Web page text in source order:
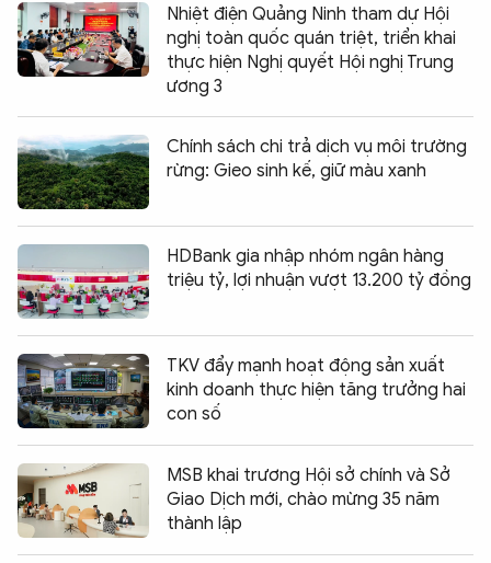
Nhiệt điện Quảng Ninh tham dự Hội
nghị toàn quốc quán triệt, triển khai
thực hiện Nghị quyết Hội nghị Trung
ương 3
Chính sách chi trả dịch vụ môi trường
rừng: Gieo sinh kế, giữ màu xanh
HDBank gia nhập nhóm ngân hàng
triệu tỷ, lợi nhuận vượt 13.200 tỷ đồng
TKV đẩy mạnh hoạt động sản xuất
kinh doanh thực hiện tăng trưởng hai
con số
MSB khai trương Hội sở chính và Sở
Giao Dịch mới, chào mừng 35 năm
thành lập